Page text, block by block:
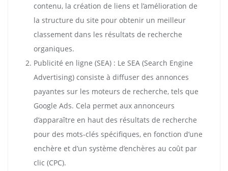
contenu, la création de liens et l’amélioration de
la structure du site pour obtenir un meilleur
classement dans les résultats de recherche
organiques.
Publicité en ligne (SEA) : Le SEA (Search Engine
Advertising) consiste à diffuser des annonces
payantes sur les moteurs de recherche, tels que
Google Ads. Cela permet aux annonceurs
d’apparaître en haut des résultats de recherche
pour des mots-clés spécifiques, en fonction d’une
enchère et d’un système d’enchères au coût par
clic (CPC).